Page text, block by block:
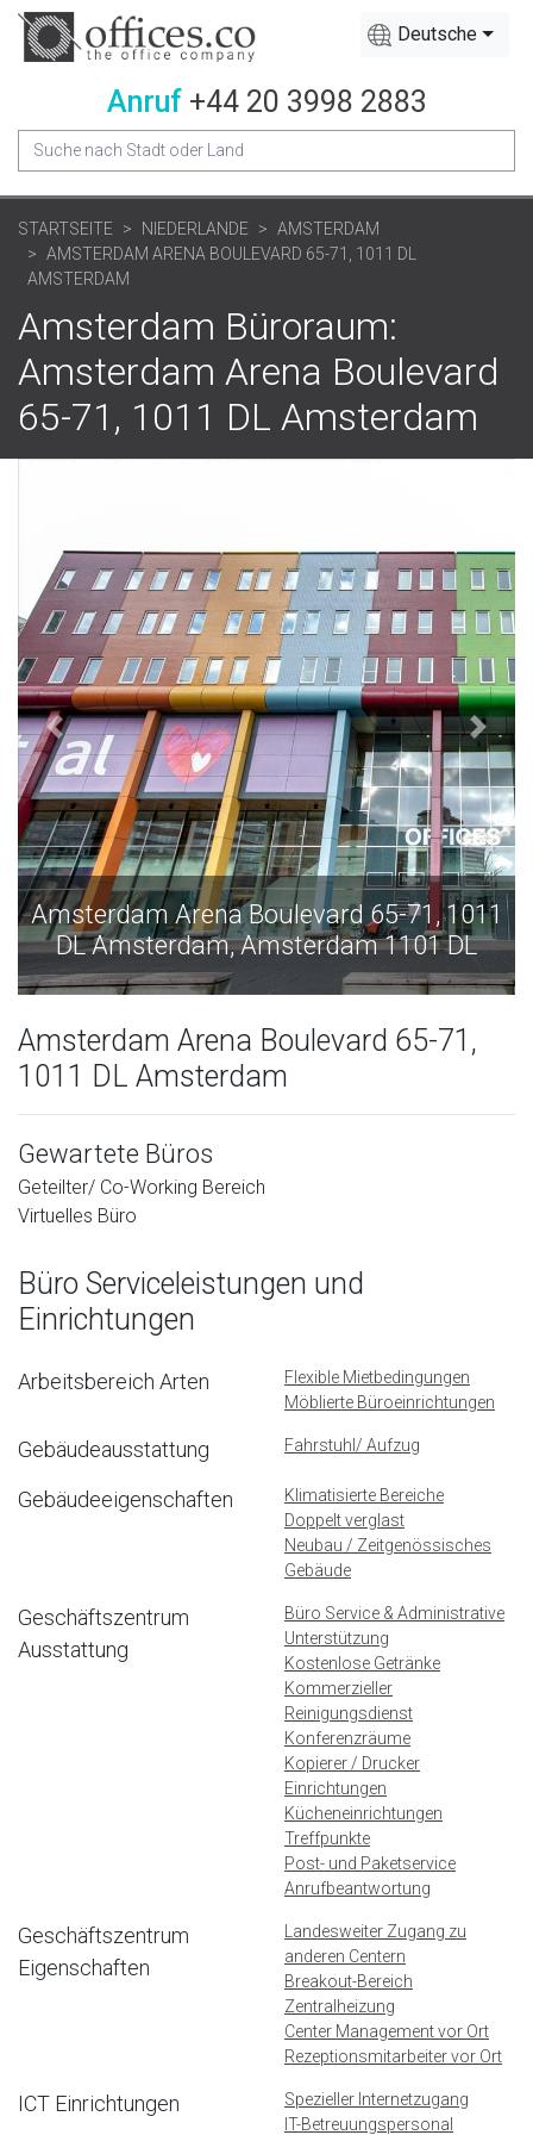
Deutsche
Anruf +44 20 3998 2883
STARTSEITE NIEDERLANDE
AMSTERDAM
AMSTERDAM ARENA BOULEVARD 65-71, 1011 DL
AMSTERDAM
Amsterdam Büroraum:
Amsterdam Arena Boulevard
65-71, 1011 DL Amsterdam
Arena Boulevard 65-71, 1011
DL Amsterdam, Amsterdam 1101 DL
Amsterdam Arena Boulevard 65-71,
1011 DL Amsterdam
Gewartete Büros
Geteilter/ Co-Working Bereich
Virtuelles Büro
Büro Serviceleistungen und
Einrichtungen
Arbeitsbereich Arten
Flexible Mietbedingungen
Möblierte Büroeinrichtungen
Gebäudeausstattung Fahrstuhl/ Aufzug
Gebäudeeigenschaften
Klimatisierte Bereiche
Doppelt verglast
Neubau / Zeitgenössisches
Gebäude
Geschäftszentrum
Ausstattung
Büro Service & Administrative
Unterstützung
Kostenlose Getränke
Kommerzieller
Reinigungsdienst
Konferenzräume
Kopierer / Drucker
Einrichtungen
Kücheneinrichtungen
Treffpunkte
Post- und Paketservice
Anrufbeantwortung
Geschäftszentrum
Eigenschaften
Landesweiter Zugang zu
anderen Centern
Breakout-Bereich
Zentralheizung
Center Management vor Ort
Rezeptionsmitarbeiter vor Ort
ICT Einrichtungen
Spezieller Internetzugang
IT-Betreuungspersonal